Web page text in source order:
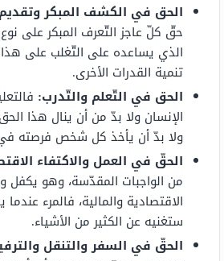
الحق في الكشف المبكر
حقّ كلّ عاجز التّعرف المبكر على
الذي يساعده على التّغلب على هذا
تنمية القدرات الأخرى.
الحق في التّعلم والتّدرب:
الإنسان ولا بدّ من أن ينال هذا
ولا بدّ أن يأخذ كل شخص فرصته في
الحقّ في العمل والاكتفاء
من الواجبات المقدّسة، وهو يكفل
الاقتصادية والمالية، فالمرء
ستغنيه عن الكثير من الأشياء.
الحقّ في السفر والتنقل